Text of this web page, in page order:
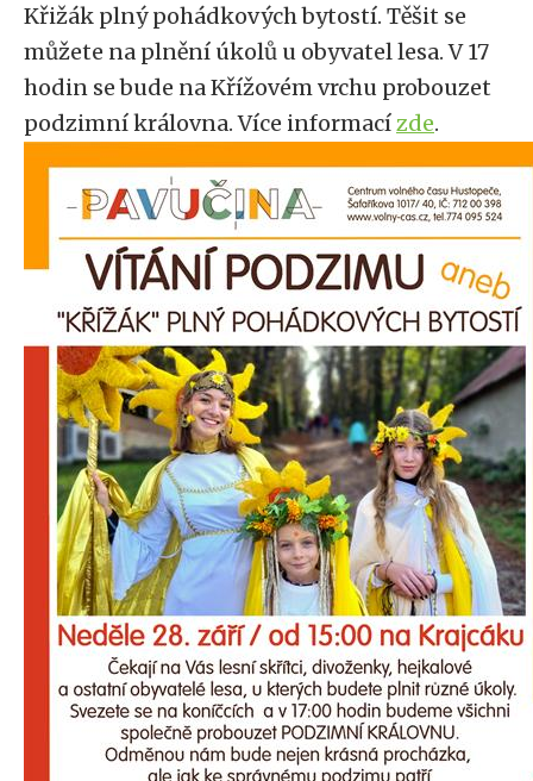
Křižák plný pohádkových bytostí. Těšit se
můžete na plnění úkolů u obyvatel lesa. V 17
hodin se bude na Křížovém vrchu probouzet
podzimní královna. Více informacízde.